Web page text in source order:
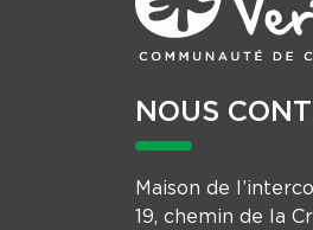
NOUS
Maison de
19, chemin de la